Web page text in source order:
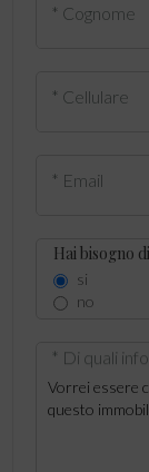
* Cognome
* Cellulare
* Email
Hai bisogno
si
no
* Di quali